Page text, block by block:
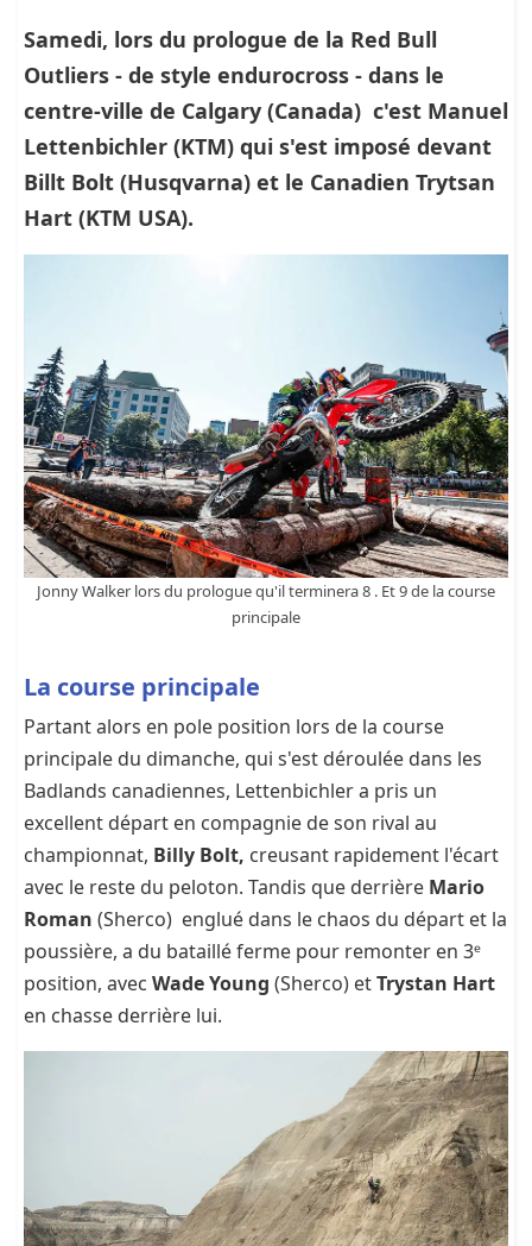
Samedi, lors du prologue de la Red Bull
Outliers - de style endurocross - dans le
centre-ville de Calgary (Canada) c'est Manuel
Lettenbichler (KTM) qui s'est imposé devant
Billt Bolt (Husqvarna) et le Canadien Trytsan
Hart (KTM USA).
Jonny Walker lors du prologue qu'il terminera 8 . Et 9 de la course
principale
La course principale
Partant alors en pole position lors de la course
principale du dimanche, qui s'est déroulée dans les
Badlands canadiennes, Lettenbichler a pris un
excellent départ en compagnie de son rival au
championnat, Billy Bolt, creusant rapidement l'écart
avec le reste du peloton. Tandis que derrière Mario
Roman (Sherco) englué dans le chaos du départ et la
poussière, a du bataillé ferme pour remonter en 3ᵉ
position, avec Wade Young (Sherco) etTrystan Hart
en chasse derrière lui.